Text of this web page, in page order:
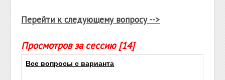
Перейти к следующему вопросу -->
Просмотров за сессию [14]
Все вопросы с варианта